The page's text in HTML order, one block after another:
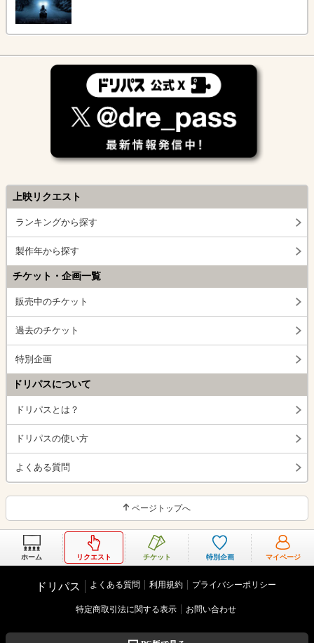
上映リクエスト
ランキングから探す
製作年から探す
チケット・企画一覧
販売中のチケット
過去のチケット
特別企画
ドリパスについて
ドリパスとは？
ドリパスの使い方
よくある質問
ページトップへ
ホーム リクエスト チケット 特別企画 マイページ
ドリパス よくある質問 利用規約 プライバシーポリシー
特定商取引法に関する表示 お問い合わせ